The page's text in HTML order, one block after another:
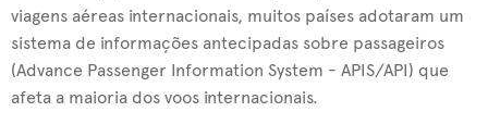
viagens aéreas internacionais, muitos países adotaram um
sistema de informações antecipadas sobre passageiros
(Advance Passenger Information System - APIS/API) que
afeta a maioria dos voos internacionais.